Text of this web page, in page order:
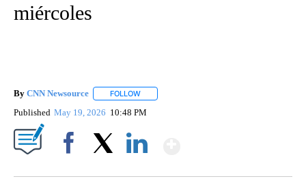
miércoles
By CNN Newsource FOLLOW
Published May 19, 2026 10:48 PM